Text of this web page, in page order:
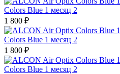
Colors Blue 1 месяц 2
1 800 ₽
Colors Blue 1 месяц 2
1 800 ₽
Colors Blue 1 месяц 2